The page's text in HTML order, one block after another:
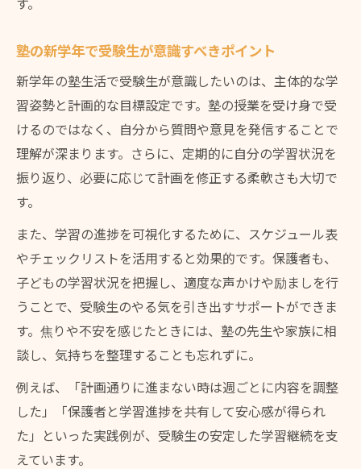
す。
塾の新学年で受験生が意識すべきポイント
新学年の塾生活で受験生が意識したいのは、主体的な学
習姿勢と計画的な目標設定です。塾の授業を受け身で受
けるのではなく、自分から質問や意見を発信することで
理解が深まります。さらに、定期的に自分の学習状況を
振り返り、必要に応じて計画を修正する柔軟さも大切で
す。
また、学習の進捗を可視化するために、スケジュール表
やチェックリストを活用すると効果的です。保護者も、
子どもの学習状況を把握し、適度な声かけや励ましを行
うことで、受験生のやる気を引き出すサポートができま
す。焦りや不安を感じたときには、塾の先生や家族に相
談し、気持ちを整理することも忘れずに。
例えば、「計画通りに進まない時は週ごとに内容を調整
した」「保護者と学習進捗を共有して安心感が得られ
た」といった実践例が、受験生の安定した学習継続を支
えています。